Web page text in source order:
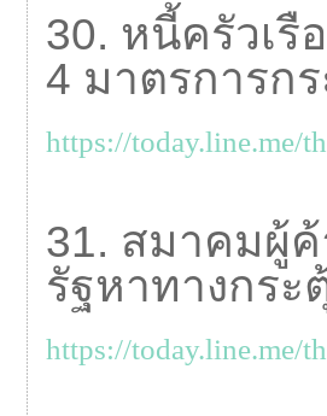
30. หนี้ครัวเ
4 มาตรการก
https://today.line.me/
31. สมาคมผู้
รัฐหาทางกระ
https://today.line.me/